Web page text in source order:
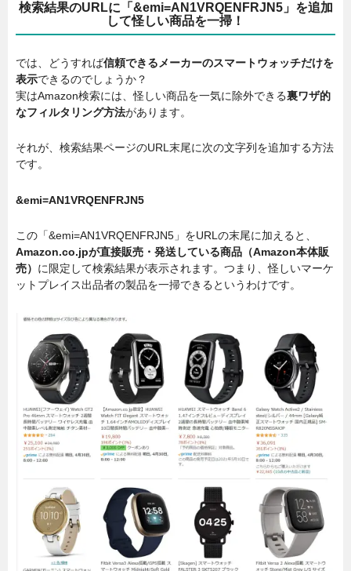
検索結果のURLに「&emi=AN1VRQENFRJN5」を追加
して怪しい商品を一掃！
では、どうすれば信頼できるメーカーのスマートウォッチだけを
表示できるのでしょうか？
実はAmazon検索には、怪しい商品を一気に除外できる裏ワザ的
なフィルタリング方法があります。
それが、検索結果ページのURL末尾に次の文字列を追加する方法
です。
&emi=AN1VRQENFRJN5
この「&emi=AN1VRQENFRJN5」をURLの末尾に加えると、
Amazon.co.jpが直接販売・発送している商品（Amazon本体販
売） に限定して検索結果が表示されます。つまり、怪しいマーケ
ットプレイス出品者の製品を一掃できるというわけです。